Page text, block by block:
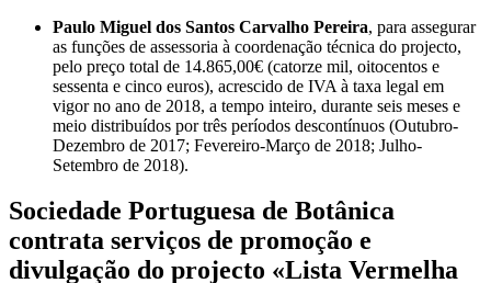
Paulo Miguel dos Santos Carvalho Pereira, para assegurar
as funções de assessoria à coordenação técnica do projecto,
pelo preço total de 14.865,00€ (catorze mil, oitocentos e
sessenta e cinco euros), acrescido de IVA à taxa legal em
vigor no ano de 2018, a tempo inteiro, durante seis meses e
meio distribuídos por três períodos descontínuos (Outubro-
Dezembro de 2017; Fevereiro-Março de 2018; Julho-
Setembro de 2018).
Sociedade Portuguesa de Botânica
contrata serviços de promoção e
divulgação do projecto «Lista Vermelha